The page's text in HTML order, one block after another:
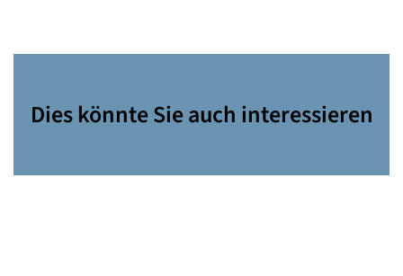
Dies könnte Sie auch interessieren